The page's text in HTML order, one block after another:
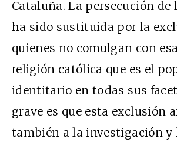
Cataluña. La persecución de
ha sido sustituida por la
quienes no comulgan con
religión católica que es el
identitario en todas sus
grave es que esta exclusión
también a la investigación y